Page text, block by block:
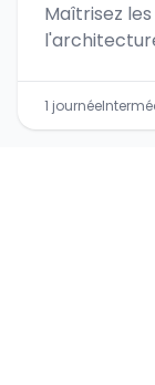
Maîtrisez
1 journée